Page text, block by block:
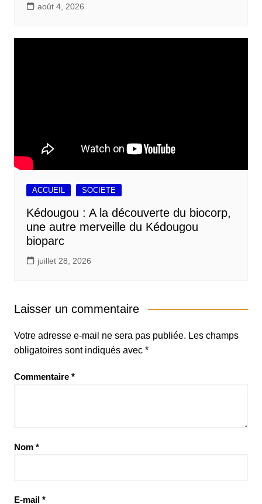
août 4, 2026
ACCUEIL SOCIETE
Kédougou : A la découverte du biocorp,
une autre merveille du Kédougou
bioparc
juillet 28, 2026
Laisser un commentaire
Votre adresse e-mail ne sera pas publiée. Les champs
obligatoires sont indiqués avec *
Commentaire *
Nom *
E-mail *